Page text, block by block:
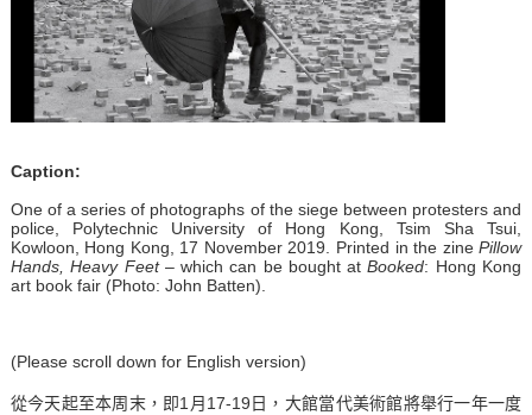
Caption:
One of a series of photographs of the siege between protesters and
police, Polytechnic University of Hong Kong, Tsim Sha Tsui,
Kowloon, Hong Kong, 17 November 2019. Printed in the zinePillow
Hands, Heavy Feet– which can be bought atBooked: Hong Kong
art book fair (Photo: John Batten).
(Please scroll down for English version)
從今天起至本周末，即1月17-19日，大館當代美術館將舉行一年一度